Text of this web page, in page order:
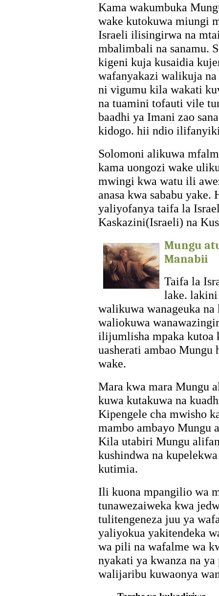
Kama wakumbuka
wake kutokuwa miungi
Israeli ilisingirwa na
mbalimbali na sanamu.
kigeni kuja kusaidia
wafanyakazi walikuja
ni vigumu kila wakati
na tuamini tofauti vile
baadhi ya Imani zao
kidogo. hii ndio
Solomoni alikuwa
kama uongozi wake
mwingi kwa watu ili
anasa kwa sababu yake.
yaliyofanya taifa la
Kaskazini(Israeli) na
Mungu
Manabii
Taifa la
lake.
walikuwa wanageuka
waliokuwa
ilijumlisha mpaka kutoa
uasherati ambao
wake.
Mara kwa mara Mungu
kuwa kutakuwa na
Kipengele cha mwisho
mambo ambayo Mungu
Kila utabiri Mungu
kushindwa na
kutimia.
Ili kuona mpangilio wa
tunawezaiweka kwa
tulitengeneza juu ya
yaliyokua yakitendeka
wa pili na wafalme wa
nyakati ya kwanza na
walijaribu kuwaonya